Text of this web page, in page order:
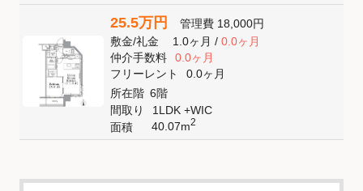
25.5万円 管理費 18,000円
敷金/礼金 1.0ヶ月/ 0.0ヶ月
仲介手数料
0.0ヶ月
フリーレント
0.0ヶ月
所在階 6階
間取り
1LDK +WIC
面積
40.07m2